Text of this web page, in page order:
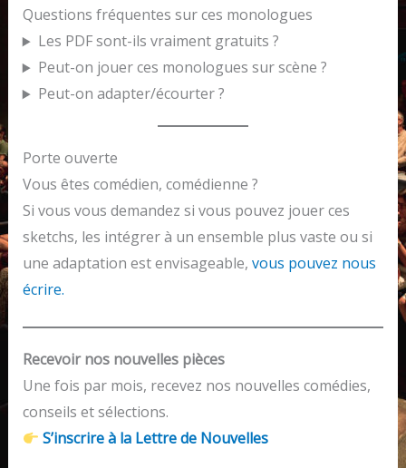
Questions fréquentes sur ces monologues
Les PDF sont-ils vraiment gratuits ?
Peut-on jouer ces monologues sur scène ?
Peut-on adapter/écourter ?
Porte ouverte
Vous êtes comédien, comédienne ?
Si vous vous demandez si vous pouvez jouer ces
sketchs, les intégrer à un ensemble plus vaste ou si
une adaptation est envisageable, vous pouvez nous
écrire.
Recevoir nos nouvelles pièces
Une fois par mois, recevez nos nouvelles comédies,
conseils et sélections.
S’inscrire à la Lettre de Nouvelles